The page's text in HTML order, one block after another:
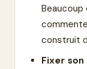
Beaucoup
construit
Fixer